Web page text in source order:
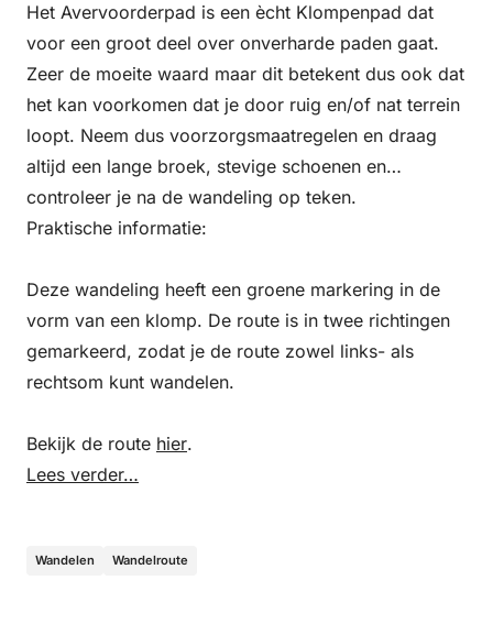
Het Avervoorderpad is een ècht Klompenpad dat
voor een groot deel over onverharde paden gaat.
Zeer de moeite waard maar dit betekent dus ook dat
het kan voorkomen dat je door ruig en/of nat terrein
loopt. Neem dus voorzorgsmaatregelen en draag
altijd een lange broek, stevige schoenen en
controleer je na de wandeling op teken.
Praktische informatie:
Deze wandeling heeft een groene markering in de
vorm van een klomp. De route is in twee richtingen
gemarkeerd, zodat je de route zowel links- als
rechtsom kunt wandelen.
Bekijk de route hier.
Lees verder…
Wandelen Wandelroute